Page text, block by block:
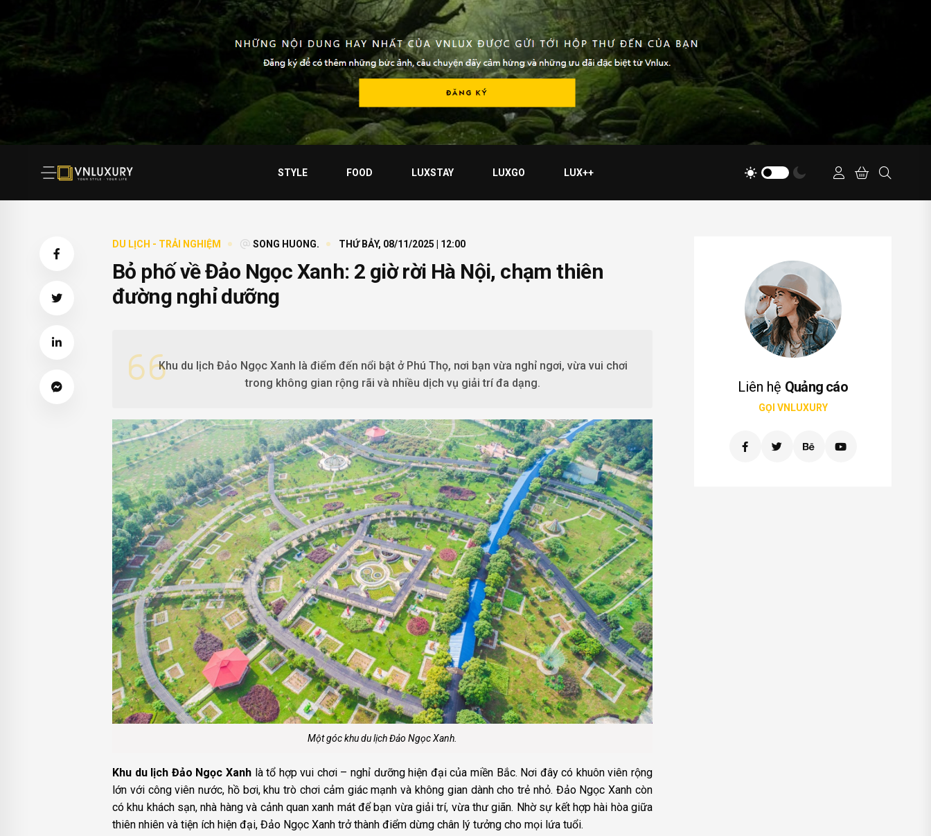
STYLE FOOD LUXSTAY LUXGO LUX++
DU LỊCH - TRẢI NGHIỆM SONG HUONG. THỨ BẢY, 08/11/2025 | 12:00
Bỏ phố về Đảo Ngọc Xanh: 2 giờ rời Hà Nội, chạm thiên
đường nghỉ dưỡng
Khu du lịch Đảo Ngọc Xanh là điểm đến nổi bật ở Phú Thọ, nơi bạn vừa nghỉ ngơi, vừa vui chơi
trong không gian rộng rãi và nhiều dịch vụ giải trí đa dạng.
Một góc khu du lịch Đảo Ngọc Xanh.
Khu du lịch Đảo Ngọc Xanhlà tổ hợp vui chơi – nghỉ dưỡng hiện đại của miền Bắc. Nơi đây có khuôn viên rộng
lớn với công viên nước, hồ bơi, khu trò chơi cảm giác mạnh và không gian dành cho trẻ nhỏ. Đảo Ngọc Xanh còn
có khu khách sạn, nhà hàng và cảnh quan xanh mát để bạn vừa giải trí, vừa thư giãn. Nhờ sự kết hợp hài hòa giữa
thiên nhiên và tiện ích hiện đại, Đảo Ngọc Xanh trở thành điểm dừng chân lý tưởng cho mọi lứa tuổi.
Liên hệ Quảng cáo
GỌI VNLUXURY